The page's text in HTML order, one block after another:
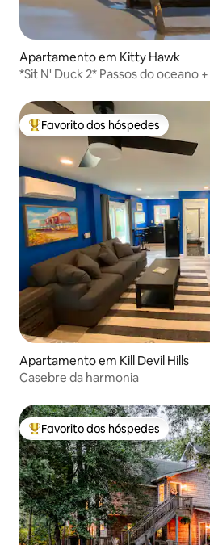
Apartamento em Kitty Hawk
*Sit N' Duck 2* Passos do oceano
Favoritos dos hóspedes mais
Favorito dos hóspedes
Apartamento em Kill Devil Hills
Casebre da harmonia
Favoritos dos hóspedes mais
Favorito dos hóspedes